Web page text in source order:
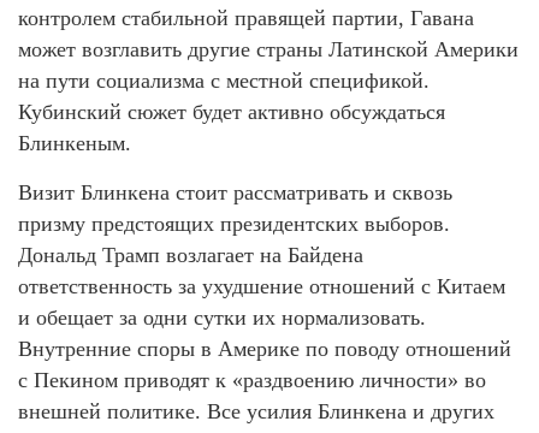
контролем стабильной правящей партии, Гавана
может возглавить другие страны Латинской Америки
на пути социализма с местной спецификой.
Кубинский сюжет будет активно обсуждаться
Блинкеным.
Визит Блинкена стоит рассматривать и сквозь
призму предстоящих президентских выборов.
Дональд Трамп возлагает на Байдена
ответственность за ухудшение отношений с Китаем
и обещает за одни сутки их нормализовать.
Внутренние споры в Америке по поводу отношений
с Пекином приводят к «раздвоению личности» во
внешней политике. Все усилия Блинкена и других